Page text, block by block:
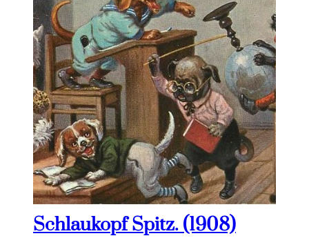
Schlaukopf Spitz. (1908)